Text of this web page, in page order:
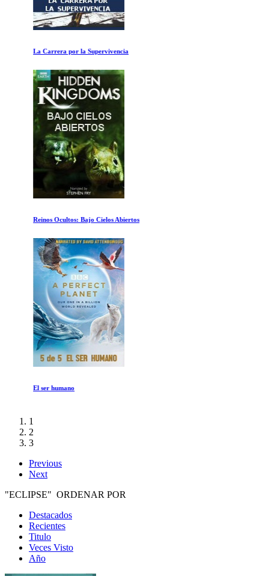
La Carrera por la Supervivencia
Reinos Ocultos: Bajo Cielos Abiertos
El ser humano
1
2
3
Previous
Next
"ECLIPSE" ORDENAR POR
Destacados
Recientes
Titulo
Veces Visto
Año